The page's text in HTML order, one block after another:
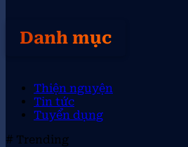
Danh mục
Thiện nguyện
Tin tức
Tuyển dụng
# Trending